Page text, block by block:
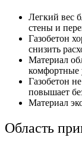
Легкий вес
стены и
Газобетон
снизить
Материал
комфортные
Газобетон
повышает
Материал
Область